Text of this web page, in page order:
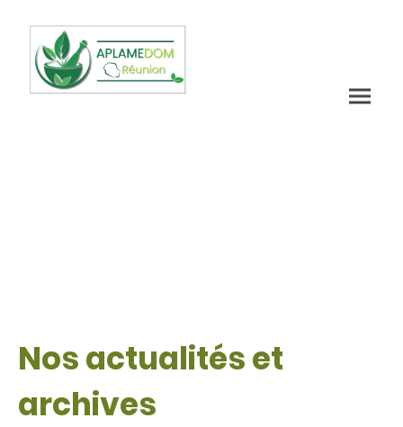
Nos actualités et
archives